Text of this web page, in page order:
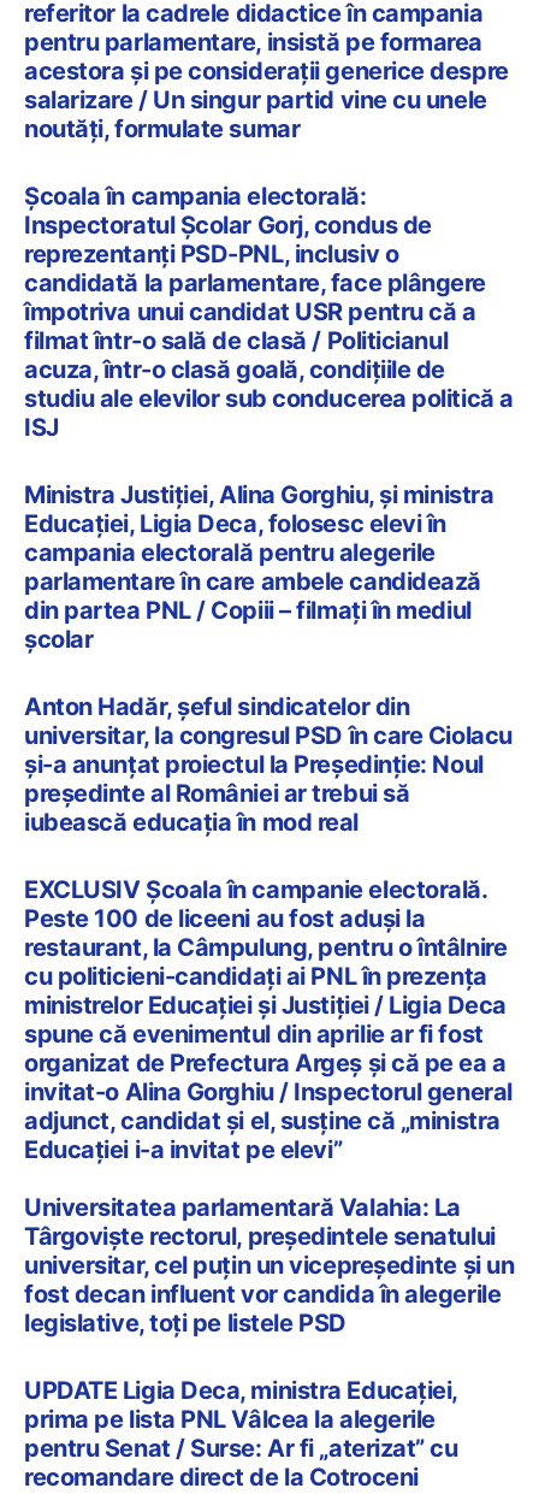
referitor la cadrele didactice în campania
pentru parlamentare, insistă pe formarea
acestora și pe considerații generice despre
salarizare / Un singur partid vine cu unele
noutăți, formulate sumar
Școala în campania electorală:
Inspectoratul Școlar Gorj, condus de
reprezentanți PSD-PNL, inclusiv o
candidată la parlamentare, face plângere
împotriva unui candidat USR pentru că a
filmat într-o sală de clasă / Politicianul
acuza, într-o clasă goală, condițiile de
studiu ale elevilor sub conducerea politică a
ISJ
Ministra Justiției, Alina Gorghiu, și ministra
Educației, Ligia Deca, folosesc elevi în
campania electorală pentru alegerile
parlamentare în care ambele candidează
din partea PNL / Copiii – filmați în mediul
școlar
Anton Hadăr, șeful sindicatelor din
universitar, la congresul PSD în care Ciolacu
și-a anunțat proiectul la Președinție: Noul
președinte al României ar trebui să
iubească educația în mod real
EXCLUSIV Școala în campanie electorală.
Peste 100 de liceeni au fost aduși la
restaurant, la Câmpulung, pentru o întâlnire
cu politicieni-candidați ai PNL în prezența
ministrelor Educației și Justiției / Ligia Deca
spune că evenimentul din aprilie ar fi fost
organizat de Prefectura Argeș și că pe ea a
invitat-o Alina Gorghiu / Inspectorul general
adjunct, candidat și el, susține că „ministra
Educației i-a invitat pe elevi”
Universitatea parlamentară Valahia: La
Târgoviște rectorul, președintele senatului
universitar, cel puțin un vicepreședinte și un
fost decan influent vor candida în alegerile
legislative, toți pe listele PSD
UPDATE Ligia Deca, ministra Educației,
prima pe lista PNL Vâlcea la alegerile
pentru Senat / Surse: Ar fi „aterizat” cu
recomandare direct de la Cotroceni